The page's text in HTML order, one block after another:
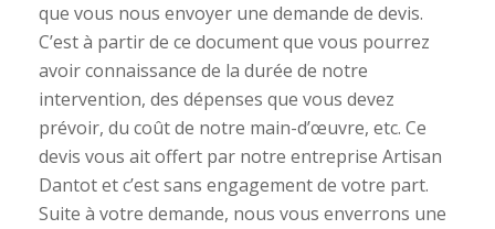
que vous nous envoyer une demande de devis.
C’est à partir de ce document que vous pourrez
avoir connaissance de la durée de notre
intervention, des dépenses que vous devez
prévoir, du coût de notre main-d’œuvre, etc. Ce
devis vous ait offert par notre entreprise Artisan
Dantot et c’est sans engagement de votre part.
Suite à votre demande, nous vous enverrons une